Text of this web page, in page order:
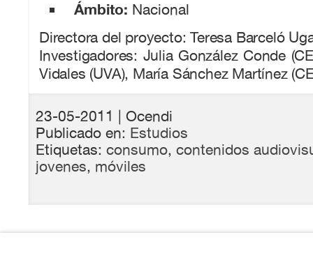
Ámbito: Nacional
Directora del proyecto: Teresa Barceló
Investigadores: Julia González Conde
Vidales (UVA), María Sánchez Martínez
23-05-2011 | Ocendi
Publicado en: Estudios
Etiquetas: consumo, contenidos
jovenes, móviles